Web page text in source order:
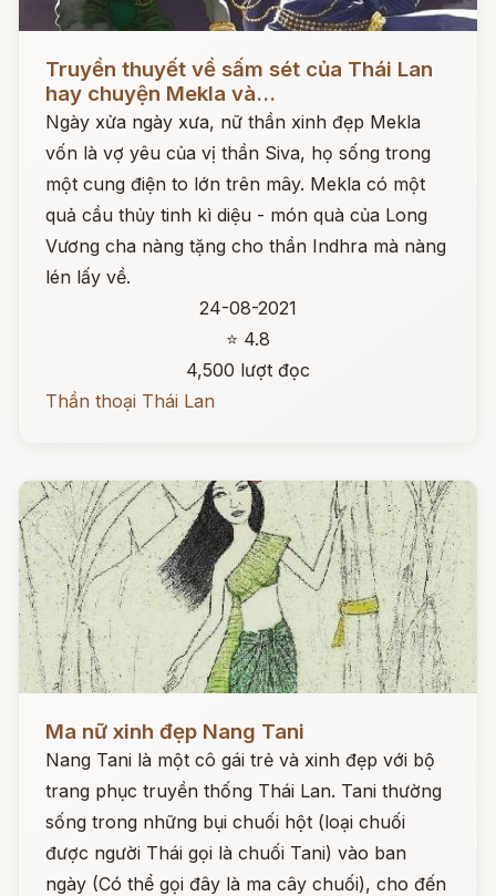
Đọc ngay
Truyền thuyết về sấm sét của Thái Lan
hay chuyện Mekla và...
Ngày xửa ngày xưa, nữ thần xinh đẹp Mekla
vốn là vợ yêu của vị thần Siva, họ sống trong
một cung điện to lớn trên mây. Mekla có một
quả cầu thủy tinh kì diệu - món quà của Long
Vương cha nàng tặng cho thần Indhra mà nàng
lén lấy về.
24-08-2021
⭐ 4.8
4,500 lượt đọc
Thần thoại Thái Lan
Ma nữ xinh đẹp Nang Tani
Nang Tani là một cô gái trẻ và xinh đẹp với bộ
trang phục truyền thống Thái Lan. Tani thường
sống trong những bụi chuối hột (loại chuối
được người Thái gọi là chuối Tani) vào ban
ngày (Có thể gọi đây là ma cây chuối), cho đến